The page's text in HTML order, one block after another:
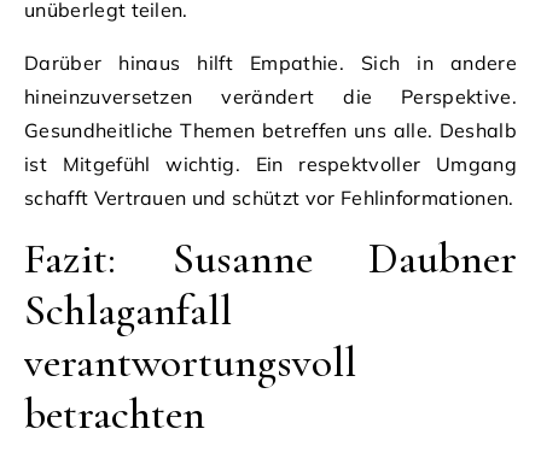
unüberlegt teilen.
Darüber hinaus hilft Empathie. Sich in andere
hineinzuversetzen verändert die Perspektive.
Gesundheitliche Themen betreffen uns alle. Deshalb
ist Mitgefühl wichtig. Ein respektvoller Umgang
schafft Vertrauen und schützt vor Fehlinformationen.
Fazit: Susanne Daubner
Schlaganfall
verantwortungsvoll
betrachten